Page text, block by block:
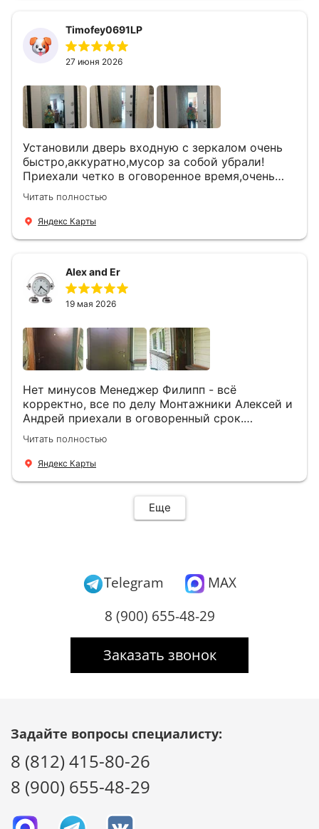
Timofey0691LP
27 июня 2026
Установили дверь входную с зеркалом очень
быстро,аккуратно,мусор за собой убрали!
Приехали четко в оговоренное время,очень
вежливые,деликатные рабочие .Все
понравилось и дверь ,и работа и цена!
Читать полностью
Яндекс Карты
Alex and Er
19 мая 2026
Нет минусов Менеджер Филипп - всё
корректно, все по делу Монтажники Алексей и
Андрей приехали в оговоренный срок.
Демонтировали старую дверь и установили
новую буквально за час Быстро и качественно
+ нормальные цены Всем большое спасибо
Читать полностью
Яндекс Карты
Еще
Telegram
MAX
8 (900) 655-48-29
Заказать звонок
Задайте вопросы специалисту:
8 (812) 415-80-26
8 (900) 655-48-29